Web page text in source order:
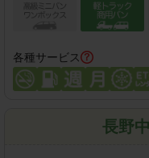
各種サービス
長野